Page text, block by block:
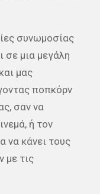
συνωμοσίας
σε μια μεγάλη
μας
ποπκόρν
σαν να
ή τον
να κάνει τους
με τις